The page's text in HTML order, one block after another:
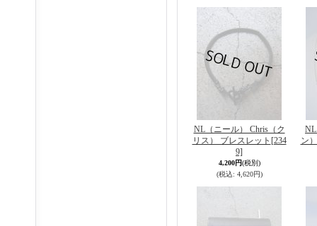
NL（ニール） Chris（ク
リス） ブレスレット [234
9]
4,200円(税別)
(税込: 4,620円)
ン